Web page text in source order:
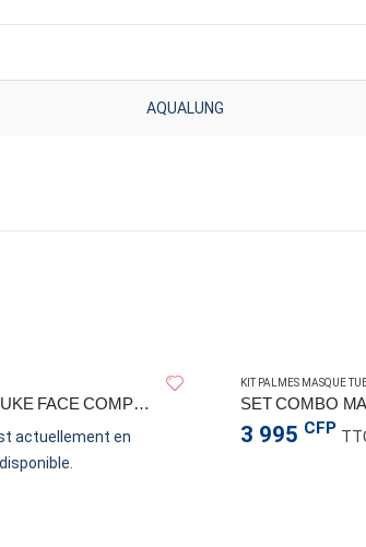
AQUALUNG
MASQUE DUKE FACE COMPLETE CRESSISUB
actuellement en
KIT PALMES MASQUE
3 995 CFP